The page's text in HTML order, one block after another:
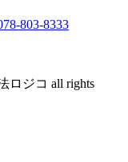
ロジコ all rights